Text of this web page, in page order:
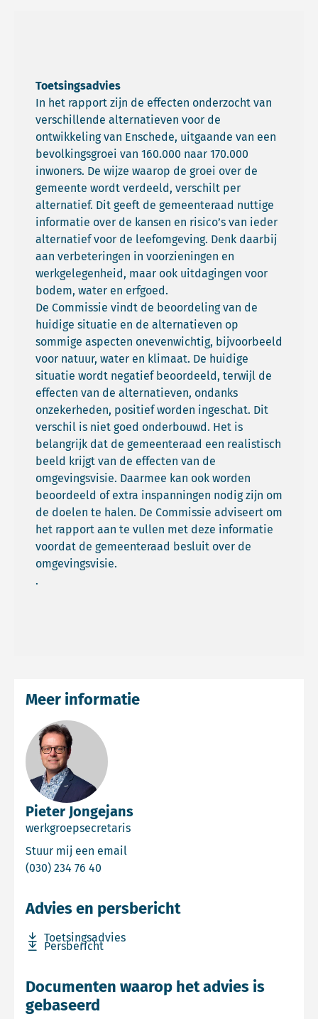
Toetsingsadvies
In het rapport zijn de effecten onderzocht van
verschillende alternatieven voor de
ontwikkeling van Enschede, uitgaande van een
bevolkingsgroei van 160.000 naar 170.000
inwoners. De wijze waarop de groei over de
gemeente wordt verdeeld, verschilt per
alternatief. Dit geeft de gemeenteraad nuttige
informatie over de kansen en risico’s van ieder
alternatief voor de leefomgeving. Denk daarbij
aan verbeteringen in voorzieningen en
werkgelegenheid, maar ook uitdagingen voor
bodem, water en erfgoed.
De Commissie vindt de beoordeling van de
huidige situatie en de alternatieven op
sommige aspecten onevenwichtig, bijvoorbeeld
voor natuur, water en klimaat. De huidige
situatie wordt negatief beoordeeld, terwijl de
effecten van de alternatieven, ondanks
onzekerheden, positief worden ingeschat. Dit
verschil is niet goed onderbouwd. Het is
belangrijk dat de gemeenteraad een realistisch
beeld krijgt van de effecten van de
omgevingsvisie. Daarmee kan ook worden
beoordeeld of extra inspanningen nodig zijn om
de doelen te halen. De Commissie adviseert om
het rapport aan te vullen met deze informatie
voordat de gemeenteraad besluit over de
omgevingsvisie.
.
Pieter Jongejans
werkgroepsecretaris
Stuur mij een email
(030) 234 76 40
Meer informatie
Advies en persbericht
Toetsingsadvies
Download bestand Toetsingsadvies
Persbericht
Download bestand Persbericht
Documenten waarop het advies is
gebaseerd